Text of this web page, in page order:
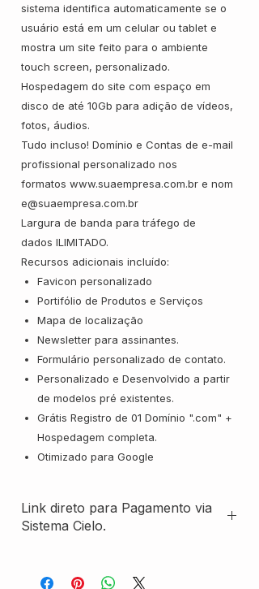
sistema identifica automaticamente se o
usuário está em um celular ou tablet e
mostra um site feito para o ambiente
touch screen, personalizado.
Hospedagem do site com espaço em
disco de até 10Gb para adição de vídeos,
fotos, áudios.
Tudo incluso! Domínio e Contas de e-mail
profissional personalizado nos
formatos www.suaempresa.com.br e nom
e@suaempresa.com.br
Largura de banda para tráfego de
dados ILIMITADO.
Recursos adicionais incluído:
Favicon personalizado
Portifólio de Produtos e Serviços
Mapa de localização
Newsletter para assinantes.
Formulário personalizado de contato.
Personalizado e Desenvolvido a partir
de modelos pré existentes.
Grátis Registro de 01 Domínio ".com" +
Hospedagem completa.
Otimizado para Google
Link direto para Pagamento via
Sistema Cielo.